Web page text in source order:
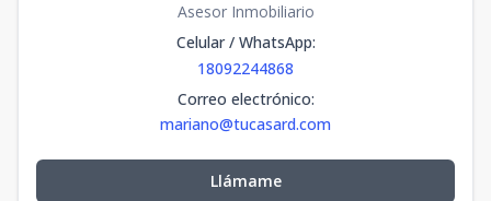
Asesor Inmobiliario
Celular / WhatsApp:
18092244868
Correo electrónico:
mariano@tucasard.com
Llámame